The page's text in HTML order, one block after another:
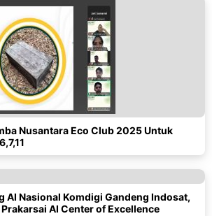
Nusantara Eco Club 2025 Untuk
AI Nasional Komdigi Gandeng Indosat,
AI Center of Excellence